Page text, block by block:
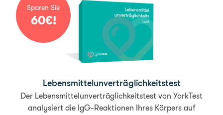
Sparen Sie
60€!
Lebens­mittel­un­verträglich­keitstest
Der Lebensmittelunverträglichkeitstest von YorkTest
analysiert die IgG-Reaktionen Ihres Körpers auf